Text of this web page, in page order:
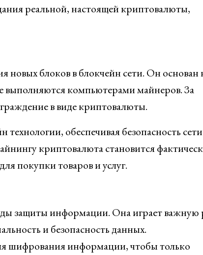
реальной, настоящей криптовалюты,
новых блоков в блокчейн сети. Он основан
выполняются компьютерами майнеров. За
в виде криптовалюты.
обеспечивая безопасность
криптовалюта становится
покупки товаров и услуг.
защиты информации. Она играет важную
и безопасность данных.
шифрования информации, чтобы только